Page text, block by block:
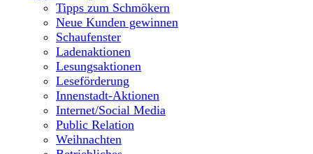
Tipps zum Schmökern
Neue Kunden gewinnen
Schaufenster
Ladenaktionen
Lesungsaktionen
Leseförderung
Innenstadt-Aktionen
Internet/Social Media
Public Relation
Weihnachten